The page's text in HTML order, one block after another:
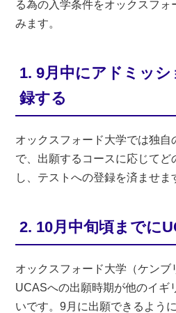
る為の入学条件をオックスフォ
みます。
1. 9月中にアドミッ
録する
オックスフォード大学では独
で、出願するコースに応じて
し、テストへの登録を済ませま
2. 10月中旬頃までに
オックスフォード大学（ケンブ
UCASへの出願時期が他のイギ
いです。9月に出願できるよう